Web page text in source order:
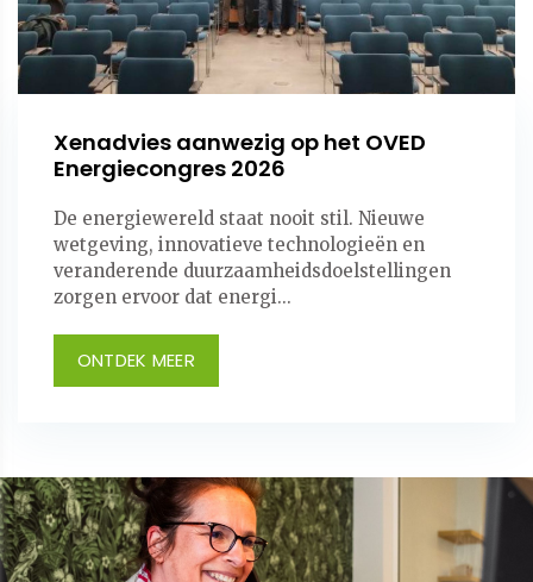
Xenadvies aanwezig op het OVED
Energiecongres 2026
De energiewereld staat nooit stil. Nieuwe
wetgeving, innovatieve technologieën en
veranderende duurzaamheidsdoelstellingen
zorgen ervoor dat energi...
ONTDEK MEER